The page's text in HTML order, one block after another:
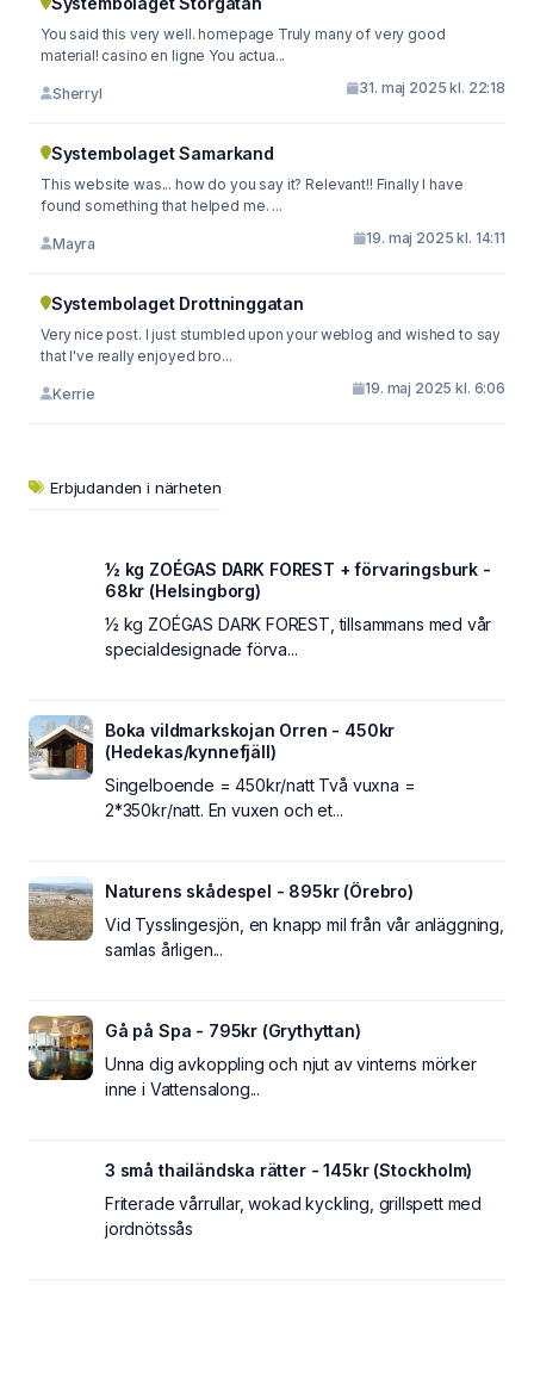
You said this very well. homepage Truly many of very good
material! casino en ligne You actua...
Sherryl 31. maj 2025 kl. 22:18
Systembolaget Samarkand
This website was... how do you say it? Relevant!! Finally I have
found something that helped me. ...
Mayra 19. maj 2025 kl. 14:11
Systembolaget Drottninggatan
Very nice post. I just stumbled upon your weblog and wished to say
that I've really enjoyed bro...
Kerrie 19. maj 2025 kl. 6:06
Erbjudanden i närheten
½ kg ZOÉGAS DARK FOREST + förvaringsburk -
68kr (Helsingborg)
½ kg ZOÉGAS DARK FOREST, tillsammans med vår
specialdesignade förva...
Boka vildmarkskojan Orren - 450kr
(Hedekas/kynnefjäll)
Singelboende = 450kr/natt Två vuxna =
2*350kr/natt. En vuxen och et...
Naturens skådespel - 895kr (Örebro)
Vid Tysslingesjön, en knapp mil från vår anläggning,
samlas årligen...
Gå på Spa - 795kr (Grythyttan)
Unna dig avkoppling och njut av vinterns mörker
inne i Vattensalong...
3 små thailändska rätter - 145kr (Stockholm)
Friterade vårrullar, wokad kyckling, grillspett med
jordnötssås